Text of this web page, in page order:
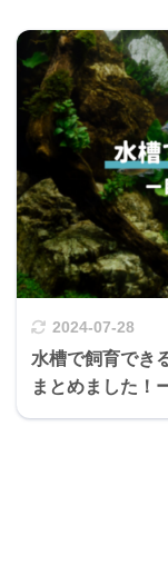
2024-07-28
水槽で飼育でき
まとめました！